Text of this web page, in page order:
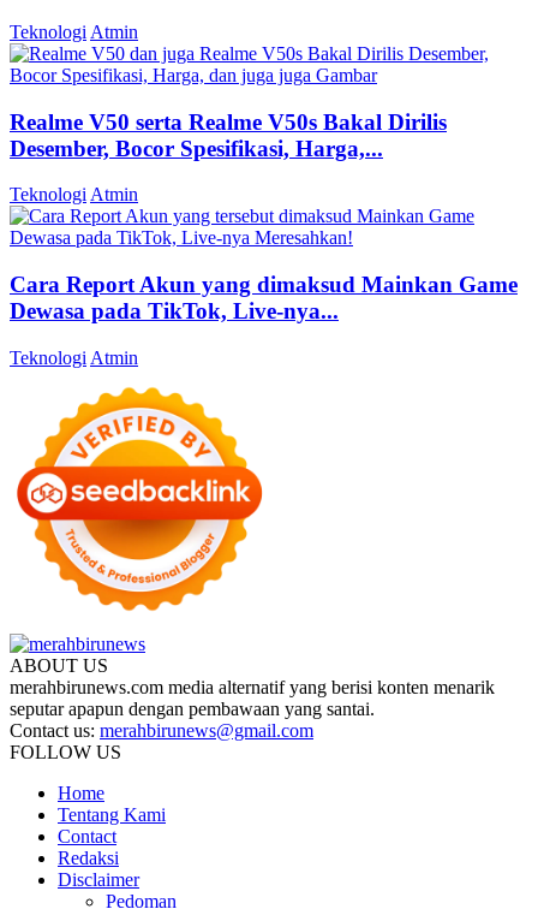
Teknologi Atmin
Realme V50 serta Realme V50s Bakal Dirilis
Desember, Bocor Spesifikasi, Harga,...
Teknologi Atmin
Cara Report Akun yang dimaksud Mainkan Game
Dewasa pada TikTok, Live-nya...
Teknologi Atmin
ABOUT US
merahbirunews.com media alternatif yang berisi konten menarik
seputar apapun dengan pembawaan yang santai.
Contact us: merahbirunews@gmail.com
FOLLOW US
Home
Tentang Kami
Contact
Redaksi
Disclaimer
Pedoman